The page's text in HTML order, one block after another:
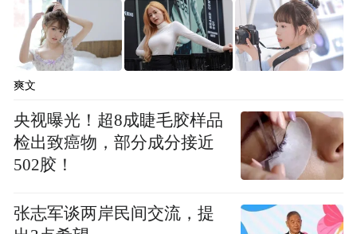
共有161间客房和58间精美套房，优雅而精
致，可眺望西岸滨江壮阔景致。酒店将于今
年第一季度开业，非常期待！
爽文
央视曝光！超8成睫毛胶样品
检出致癌物，部分成分接近
502胶！
张志军谈两岸民间交流，提